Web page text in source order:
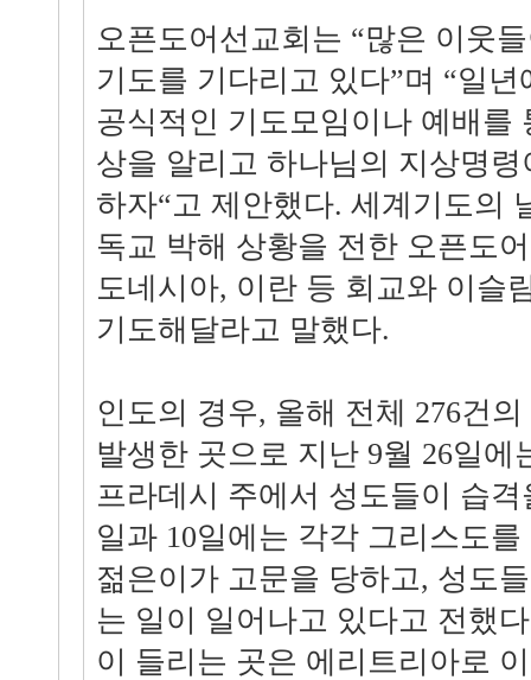
오픈도어선교회는 “많은 이웃
기도를 기다리고 있다”며 “일
공식적인 기도모임이나 예배를
상을 알리고 하나님의 지상명
하자“고 제안했다. 세계기도의
독교 박해 상황을 전한 오픈도
도네시아, 이란 등 회교와 이슬
기도해달라고 말했다.
인도의 경우, 올해 전체 276건
발생한 곳으로 지난 9월 26일에
프라데시 주에서 성도들이 습격
일과 10일에는 각각 그리스도
젊은이가 고문을 당하고, 성도
는 일이 일어나고 있다고 전했
이 들리는 곳은 에리트리아로